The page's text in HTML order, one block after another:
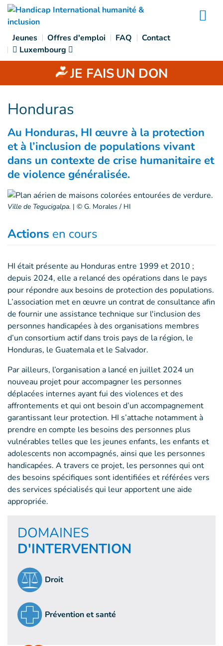
Accès direct au contenu
Jeunes Offres d'emploi FAQ
Contact
Luxembourg
JE FAISUN DON
Honduras
Au Honduras, HI œuvre à la protection
et à l’inclusion de populations vivant
dans un contexte de crise humanitaire et
de violence généralisée.
Ville de Tegucigalpa. | © G. Morales / HI
Actions en cours
HI était présente au Honduras entre 1999 et 2010 ;
depuis 2024, elle a relancé des opérations dans le pays
pour répondre aux besoins de protection des populations.
L’association met en œuvre un contrat de consultance afin
de fournir une assistance technique sur l'inclusion des
personnes handicapées à des organisations membres
d’un consortium actif dans trois pays de la région, le
Honduras, le Guatemala et le Salvador.
Par ailleurs, l’organisation a lancé en juillet 2024 un
nouveau projet pour accompagner les personnes
déplacées internes ayant fui des violences et des
affrontements et qui ont besoin d’un accompagnement
garantissant leur protection. HI s’attache notamment à
prendre en compte les besoins des personnes plus
vulnérables telles que les jeunes enfants, les enfants et
adolescents non accompagnés, ainsi que les personnes
handicapées. A travers ce projet, les personnes qui ont
des besoins spécifiques sont identifiées et référées vers
des services spécialisés qui leur apportent une aide
appropriée.
DOMAINES
D'INTERVENTION
Droit
Prévention et santé